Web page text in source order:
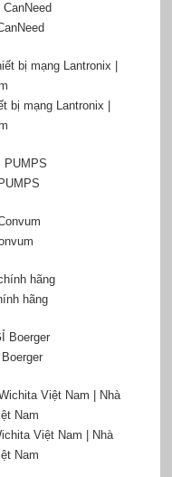
bị mạng Lantronix |
hãng
Việt Nam | Nhà
Nam